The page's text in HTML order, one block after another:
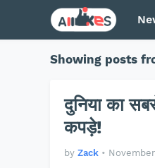
Showing posts
दुनिया का
कपड़े!
by Zack •